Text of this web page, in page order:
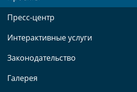
Пресс-центр
Интерактивные услуги
Законодательство
Галерея